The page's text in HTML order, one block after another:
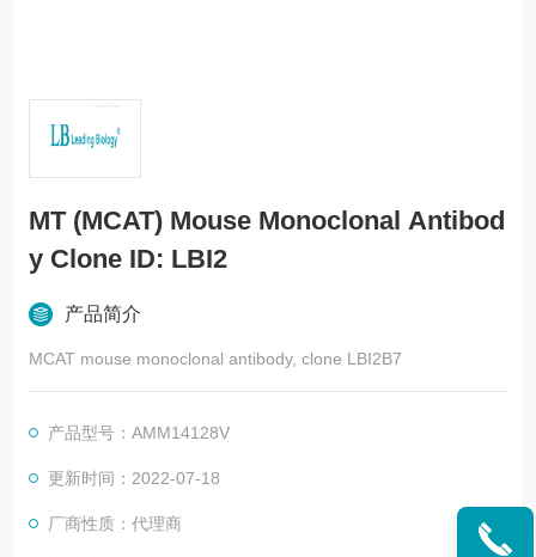
MT (MCAT) Mouse Monoclonal Antibod
y Clone ID: LBI2
产品简介
MCAT mouse monoclonal antibody, clone LBI2B7
产品型号：AMM14128V
更新时间：2022-07-18
厂商性质：代理商